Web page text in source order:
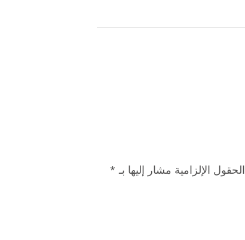
الحقول الإلزامية مشار إليها بـ *